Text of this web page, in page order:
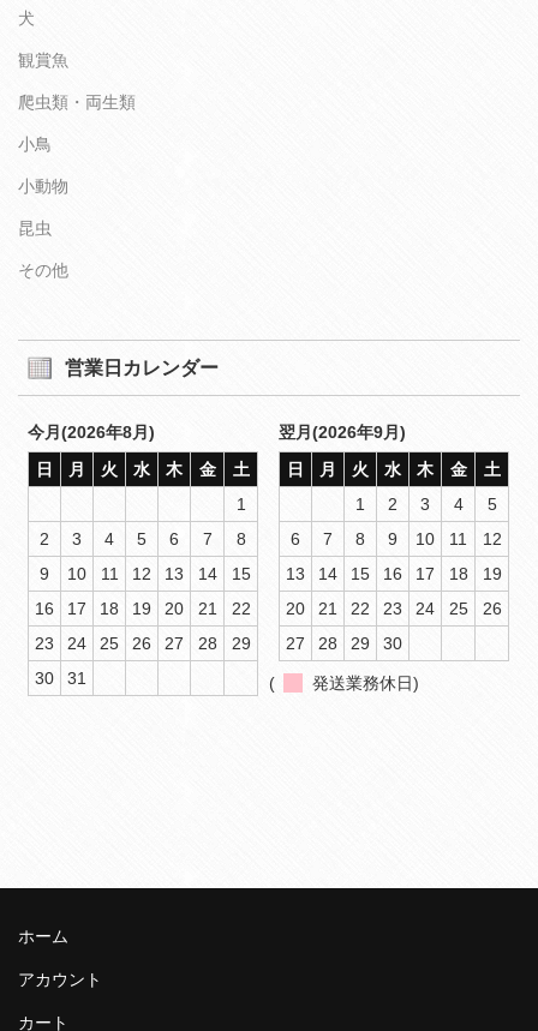
犬
観賞魚
爬虫類・両生類
小鳥
小動物
昆虫
その他
営業日カレンダー
今月(2026年8月)
日
月 火 水 木 金
土
1
2
3 4 5 6 7
8
9
10 11 12 13 14
15
16
17 18 19 20 21
22
23
24 25 26 27 28
29
30
31
翌月(2026年9月)
日
月 火 水 木 金
土
1
2 3 4
5
6
7 8 9 10 11
12
13
14 15 16 17 18
19
20
21 22 23 24 25
26
27
28 29 30
( 発送業務休日)
ホーム
アカウント
カート